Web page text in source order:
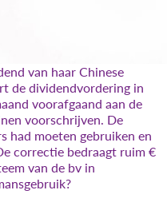
van haar Chinese
de dividendvordering in
voorafgaand aan de
voorschrijven. De
had moeten gebruiken en
correctie bedraagt ruim €
van de bv in